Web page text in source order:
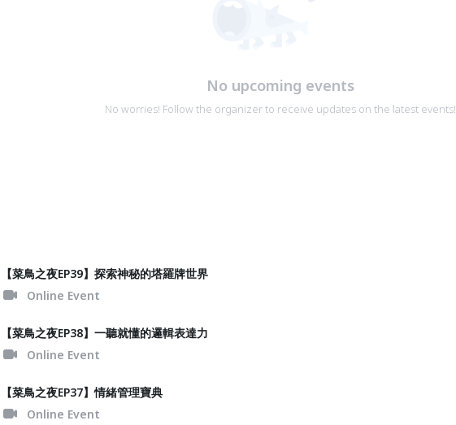
No upcoming events
No worries! Follow the organizer to receive updates on the latest events!
【菜鳥之夜EP39】探索神秘的塔羅牌世界
Online Event
【菜鳥之夜EP38】一聽就懂的邏輯表達力
Online Event
【菜鳥之夜EP37】情緒管理寶典
Online Event